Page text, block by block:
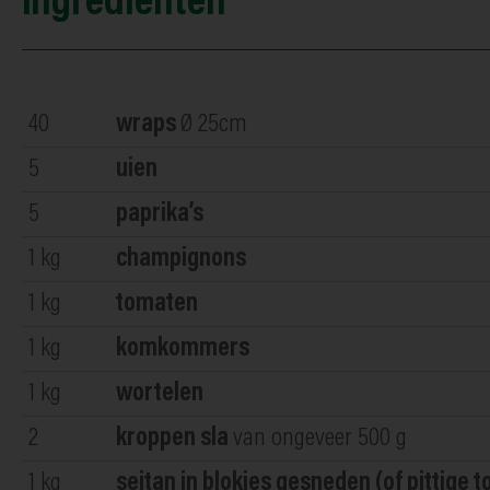
40 wraps Ø 25cm
5
uien
5
paprika’s
1 kg
champignons
1 kg
tomaten
1 kg
komkommers
1 kg
wortelen
2
kroppen sla van ongeveer 500 g
1 kg
seitan in blokjes gesneden (of pittige